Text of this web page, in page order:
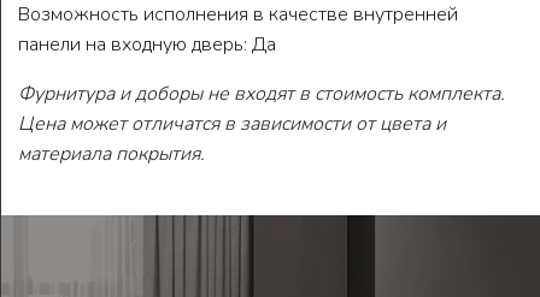
Возможность исполнения в качестве внутренней
панели на входную дверь: Да
Фурнитура и доборы не входят в стоимость комплекта.
Цена может отличатся в зависимости от цвета и
материала покрытия.